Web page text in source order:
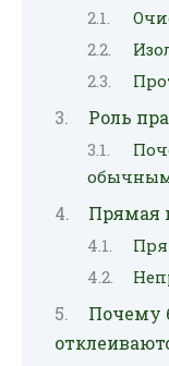
Роль
Прямая
Почему